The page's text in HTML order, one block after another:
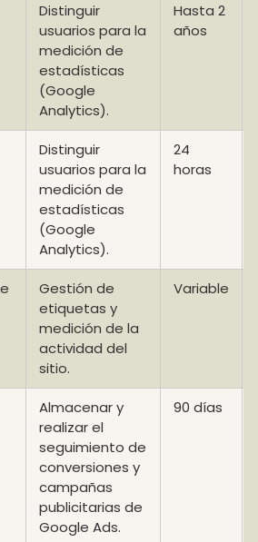
Distinguir
usuarios para la
medición de
estadísticas
(Google
Analytics).
Hasta 2
años
Distinguir
usuarios para la
medición de
estadísticas
(Google
Analytics).
24
horas
Gestión de
etiquetas y
medición de la
actividad del
sitio.
Variable
Almacenar y
realizar el
seguimiento de
conversiones y
campañas
publicitarias de
Google Ads.
90 días